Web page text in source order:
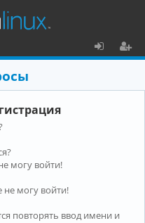
о
и
могу войти!
не могу войти!
повторять ввод имени и